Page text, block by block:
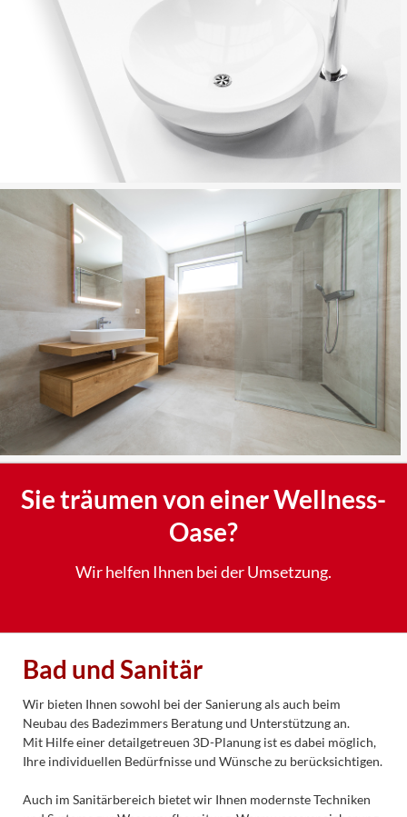
Sie träumen von einer Wellness-
Oase?
Wir helfen Ihnen bei der Umsetzung.
Bad und Sanitär
Wir bieten Ihnen sowohl bei der Sanierung als auch beim
Neubau des Badezimmers Beratung und Unterstützung an.
Mit Hilfe einer detailgetreuen 3D-Planung ist es dabei möglich,
Ihre individuellen Bedürfnisse und Wünsche zu berücksichtigen.
Auch im Sanitärbereich bietet wir Ihnen modernste Techniken